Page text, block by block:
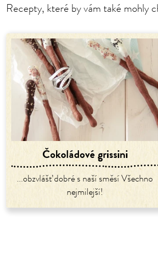
Recepty, které by vám také mohly
Čokoládové grissini
...obzvlášť dobré s naší směsí Všechno
nejmilejší!